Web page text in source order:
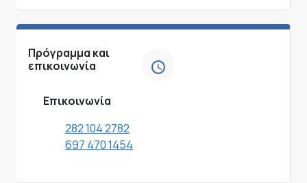
Πρόγραμμα και
επικοινωνία
Επικοινωνία
282 104 2782
697 470 1454